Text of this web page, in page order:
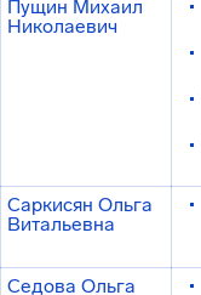
Пущин Михаил
Николаевич
Саркисян Ольга
Витальевна
Седова Ольга